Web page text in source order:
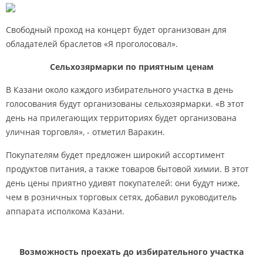
Свободный проход на концерт будет организован для
обладателей браслетов «Я проголосовал».
Сельхозярмарки по приятным ценам
В Казани около каждого избирательного участка в день
голосования будут организованы сельхозярмарки. «В этот
день на прилегающих территориях будет организована
уличная торговля», - отметил Варакин.
Покупателям будет предложен широкий ассортимент
продуктов питания, а также товаров бытовой химии. В этот
день цены приятно удивят покупателей: они будут ниже,
чем в розничных торговых сетях, добавил руководитель
аппарата исполкома Казани.
Возможность проехать до избирательного участка